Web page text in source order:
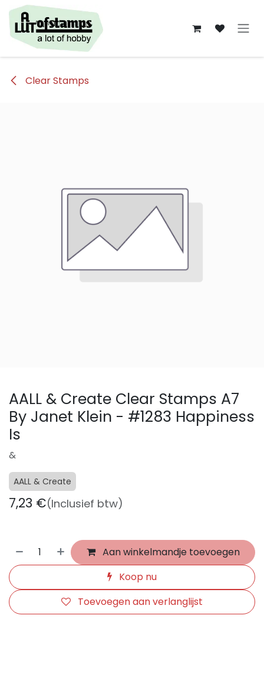
Overslaan naar inhoud
Clear Stamps
AALL & Create Clear Stamps A7
By Janet Klein - #1283 Happiness
Is
&
AALL & Create
7,23 €(Inclusief btw)
Aan winkelmandje toevoegen
Koop nu
Toevoegen aan verlanglijst